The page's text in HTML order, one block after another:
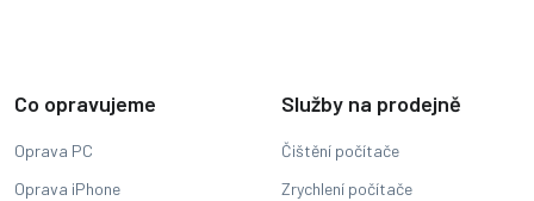
Co opravujeme
Oprava PC
Oprava iPhone
Služby na prodejně
Čištění počítače
Zrychlení počítače